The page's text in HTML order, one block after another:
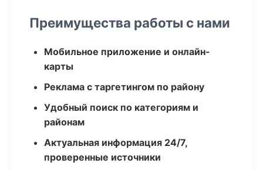
Преимущества работы с нами
Мобильное приложение и онлайн-
карты
Реклама с таргетингом по району
Удобный поиск по категориям и
районам
Актуальная информация 24/7,
проверенные источники